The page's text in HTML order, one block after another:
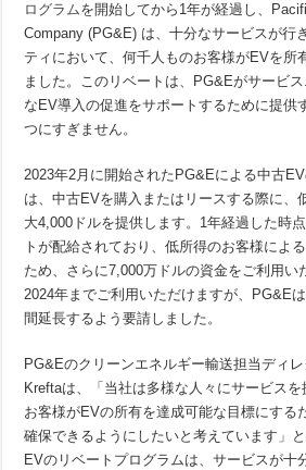
ログラムを開始してから1年が経過し、
Company (PG&E) は、十分なサービスが行
ティにおいて、何千人ものお客様がEVを所
ました。このリベートは、PG&Eがサービ
なEV導入の促進をサポートするために提供
つにすぎません。
2023年2月に開始されたPG&Eによる中古
は、中古EVを購入またはリースする際に、
大4,000ドルを提供します。1年経過した時
トが配給されており、低所得のお客様によ
ため、さらに7,000万ドルの資金をご利用い
2024年までご利用いただけますが、PG&E
間延長するよう要請しました。
PG&Eのクリーンエネルギー輸送担当ディ
Kreftaは、「当社は多様な人々にサービス
お客様がEVの所有を達成可能な目標にする
確保できるようにしたいと考えています」
EVのリベートプログラムは、サービスが十